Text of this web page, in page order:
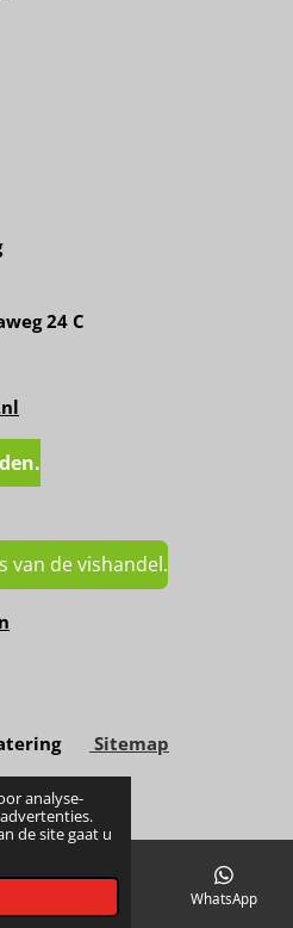
analyse-
de site gaat u
24 C
van de vishandel.
Sitemap
WhatsApp